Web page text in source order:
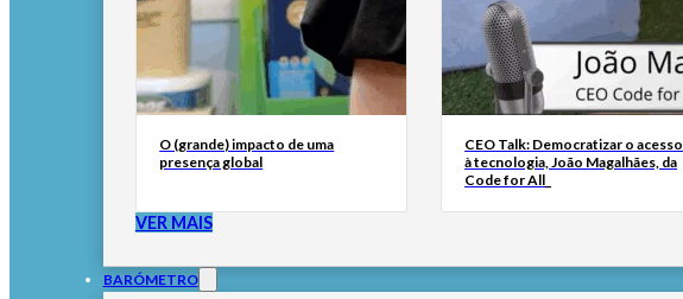
O (grande) impacto de uma
presença global
CEO Talk: Democratizar o acesso
à tecnologia, João Magalhães, da
Code for All_
VER MAIS
BARÓMETRO